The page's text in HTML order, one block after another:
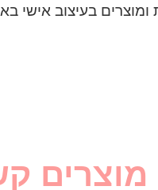
בעיצוב אישי
מוצרים